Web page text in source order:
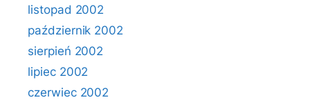
listopad 2002
październik 2002
sierpień 2002
lipiec 2002
czerwiec 2002